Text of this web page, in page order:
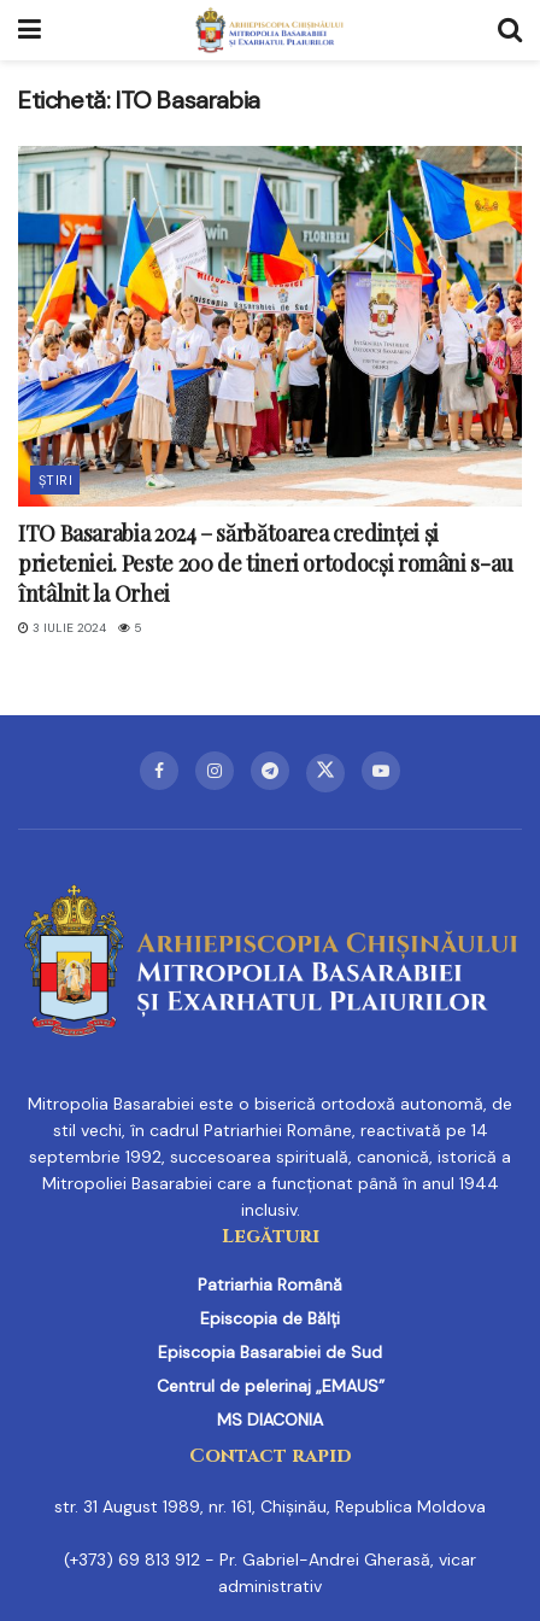
Etichetă:ITO Basarabia
ȘTIRI
ITO Basarabia 2024 – sărbătoarea credinței și
prieteniei. Peste 200 de tineri ortodocși români s-au
întâlnit la Orhei
3 IULIE 2024 5
Mitropolia Basarabiei este o biserică ortodoxă autonomă, de
stil vechi, în cadrul Patriarhiei Române, reactivată pe 14
septembrie 1992, succesoarea spirituală, canonică, istorică a
Mitropoliei Basarabiei care a funcționat până în anul 1944
inclusiv.
Legături
Patriarhia Română
Episcopia de Bălți
Episcopia Basarabiei de Sud
Centrul de pelerinaj „EMAUS”
MS DIACONIA
Contact rapid
str. 31 August 1989, nr. 161, Chișinău, Republica Moldova
(+373) 69 813 912 - Pr. Gabriel-Andrei Gherasă, vicar
administrativ